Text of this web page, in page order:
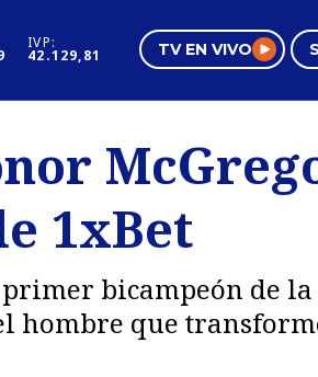
IVP:
42.129,81 TV EN VIVO
Negocios
Pura Mujer
1xBet
bicampeón de
hombre que